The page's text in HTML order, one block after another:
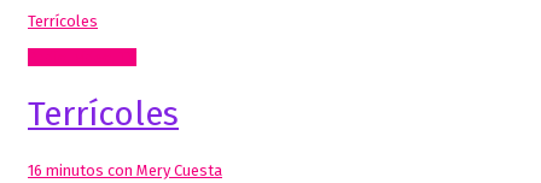
Terrícoles
Terrícoles
16 minutos con Mery Cuesta